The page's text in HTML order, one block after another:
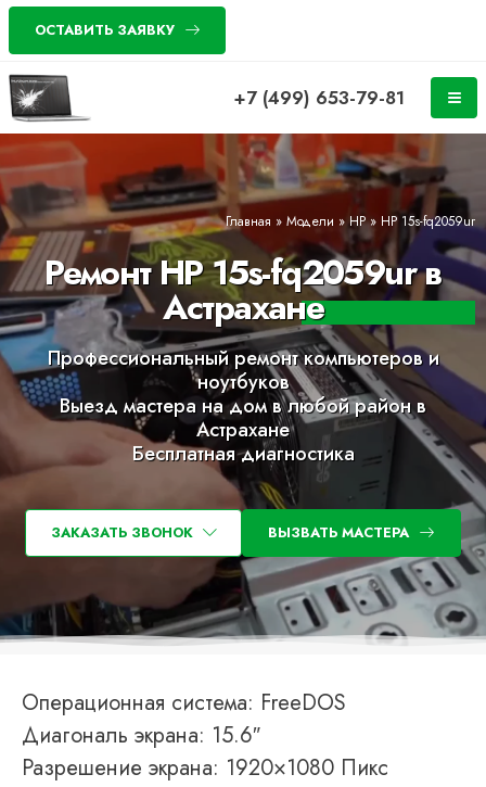
ОСТАВИТЬ ЗАЯВКУ
+7 (499) 653-79-81
Главная » Модели »HP» HP 15s-fq2059ur
Ремонт HP 15s-fq2059ur в
Астрахане
Профессиональный ремонт компьютеров и
ноутбуков
Выезд мастера на дом в любой район в
Астрахане
Бесплатная диагностика
ЗАКАЗАТЬ ЗВОНОК ВЫЗВАТЬ МАСТЕРА
Операционная система: FreeDOS
Диагональ экрана: 15.6″
Разрешение экрана: 1920×1080 Пикс